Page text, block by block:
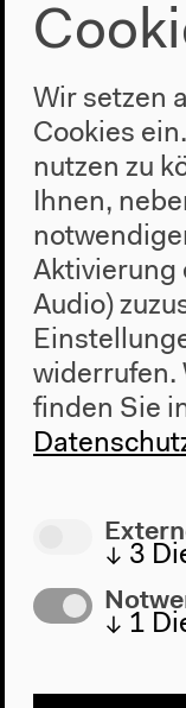
1.8.2014
Tabu
R: Miguel Gomes
Portugal/
111 min, OmU
Wir setzen
Cookies
nutzen zu
Ihnen,
Aktivierung
Audio)
widerrufen.
finden Sie
↓ 3
↓ 1